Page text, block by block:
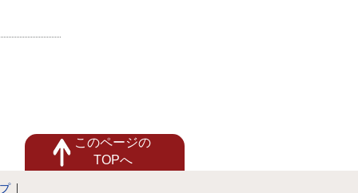
このページの
TOPへ